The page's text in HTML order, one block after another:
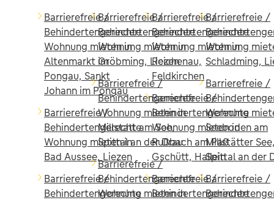
Barrierefreie /
Behindertengerechte
Wohnung mieten in
Altenmarkt im
Pongau, Sankt
Johann im Pongau
Barrierefreie /
Behindertengerechte
Wohnung mieten in
Bad Aussee, Liezen
Barrierefreie /
Behindertengerechte
Barrierefreie /
Behindertengerechte
Wohnung mieten in
Gröbming, Liezen
Barrierefreie /
Behindertengerechte
Wohnung mieten in
Millstatt am See,
Spittal an der Drau
Barrierefreie /
Behindertengerechte
Wohnung mieten in
Barrierefreie /
Behindertengerechte
Wohnung mieten in
Reichenau,
Feldkirchen
Barrierefreie /
Behindertengerechte
Wohnung mieten in
Rußbach am Paß
Gschütt, Hallein
Barrierefreie /
Behindertengerechte
Barrierefreie /
Wohnung
Schladming,
Barrierefreie /
Wohnung
Seeboden am
Millstätter
Spittal an der
Barrierefreie /